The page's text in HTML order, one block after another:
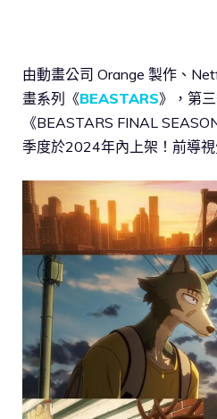
由動畫公司 Orange 製作、
畫系列《BEASTARS》，第
《BEASTARS FINAL
季度於2024年內上架！前導視